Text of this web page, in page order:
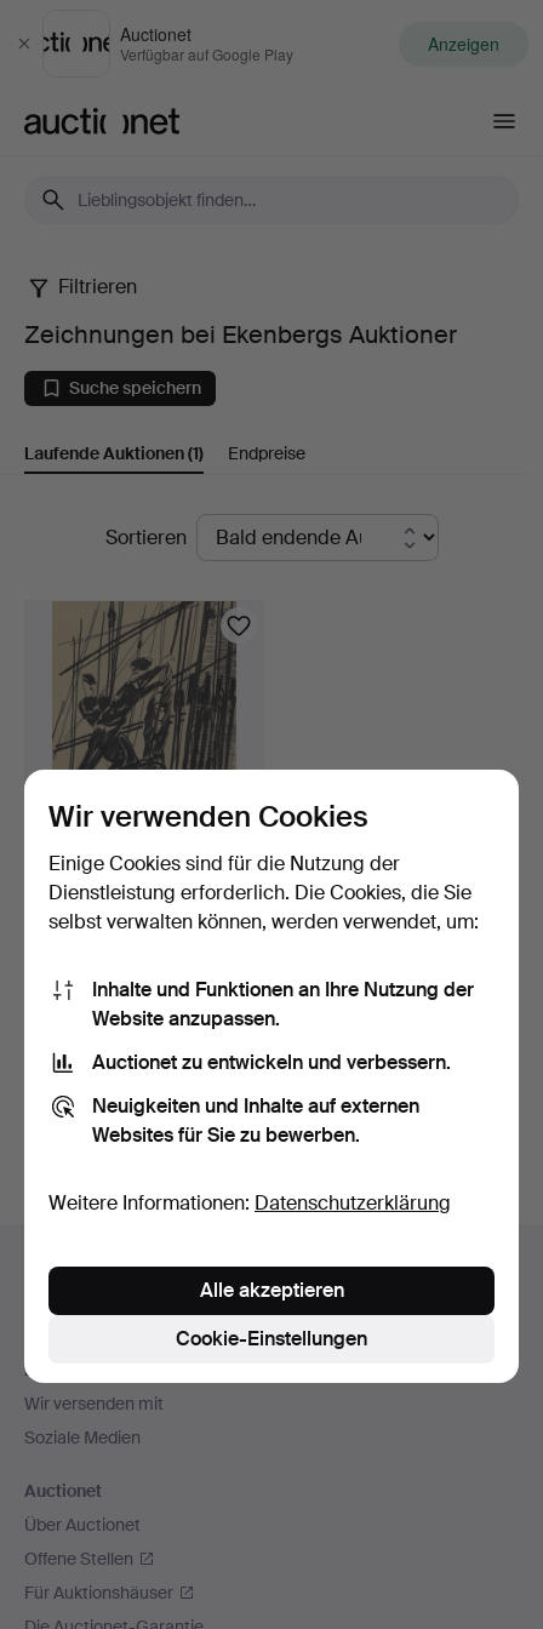
Schließen
Auctionet
Verfügbar auf Google Play Anzeigen
Zeichnungen
bei
Ekenbergs
Auktioner
Filtrieren
Zeichnungen bei Ekenbergs Auktioner
Suche speichern
Laufende Auktionen(1) Endpreise
LaufendeSortieren
GÖTE LONG. Tusche,
Seeleute bei der Arbeit…
3 Tage
Suche speichern
Archiv
suchen.
Navigation
Hilfe und Kontakt
Kontakt mit dem Support aufnehmen
Zahlungsweisen
Wir versenden mit
Soziale Medien
Auctionet
Über Auctionet
Offene Stellen
Für Auktionshäuser
Wir verwenden Cookies
Einige Cookies sind für die Nutzung der
Dienstleistung erforderlich. Die Cookies, die Sie
selbst verwalten können, werden verwendet, um:
Inhalte und Funktionen an Ihre Nutzung der
Website anzupassen.
Auctionet zu entwickeln und verbessern.
Neuigkeiten und Inhalte auf externen
Websites für Sie zu bewerben.
Weitere Informationen: Datenschutzerklärung
Cookie-Einstellungen
Alle akzeptieren